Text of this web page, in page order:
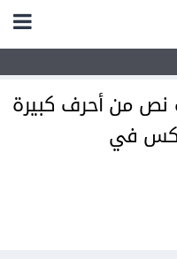
نص من أحرف كبيرة
في